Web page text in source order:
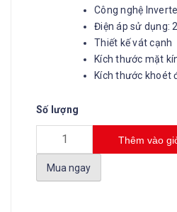
Công nghệ
Điện áp sử dụng:
Thiết kế vát cạnh
Kích thước mặt
Kích thước khoét
Số lượng
Thêm vào
Mua ngay